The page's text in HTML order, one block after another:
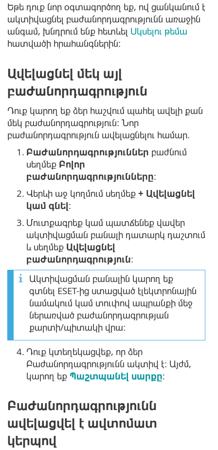
Եթե դուք նոր օգտագործող եք, ով ցանկանում է
ակտիվացնել բաժանորդագրությունն առաջին
անգամ, խնդրում ենք հետևել Սկսելու թեմա
հատվածի հրահանգներին:
Ավելացնել մեկ այլ
բաժանորդագրություն
Դուք կարող եք ձեր հաշվում պահել ավելի քան
մեկ բաժանորդագրություն։ Նոր
բաժանորդագրություն ավելացնելու համար.
1. Բաժանորդագրություններ բաժնում
սեղմեք Բոլոր
բաժանորդագրությունները:
2. Վերևի աջ կողմում սեղմեք + Ավելացնել
կամ գնել:
3. Մուտքագրեք կամ պատճենեք վավեր
ակտիվացման բանալի դատարկ դաշտում
և սեղմեք Ավելացնել
բաժանորդագրություն:
Ակտիվացման բանալին կարող եք
գտնել ESET-ից ստացված էլեկտրոնային
նամակում կամ տուփով ապրանքի մեջ
ներառված բաժանորդագրության
քարտի/պիտակի վրա։
4. Դուք կտեղեկացվեք, որ ձեր
Բաժանորդագրությունն ակտիվ է։ Այժմ,
կարող եք Պաշտպանել սարքը:
Բաժանորդագրությունն
ավելացվել է ավտոմատ
կերպով